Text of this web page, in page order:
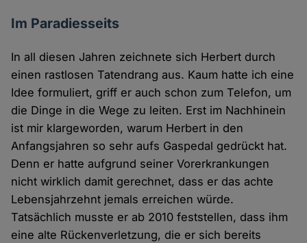
Im Paradiesseits
In all diesen Jahren zeichnete sich Herbert durch
einen rastlosen Tatendrang aus. Kaum hatte ich eine
Idee formuliert, griff er auch schon zum Telefon, um
die Dinge in die Wege zu leiten. Erst im Nachhinein
ist mir klargeworden, warum Herbert in den
Anfangsjahren so sehr aufs Gaspedal gedrückt hat.
Denn er hatte aufgrund seiner Vorerkrankungen
nicht wirklich damit gerechnet, dass er das achte
Lebensjahrzehnt jemals erreichen würde.
Tatsächlich musste er ab 2010 feststellen, dass ihm
eine alte Rückenverletzung, die er sich bereits